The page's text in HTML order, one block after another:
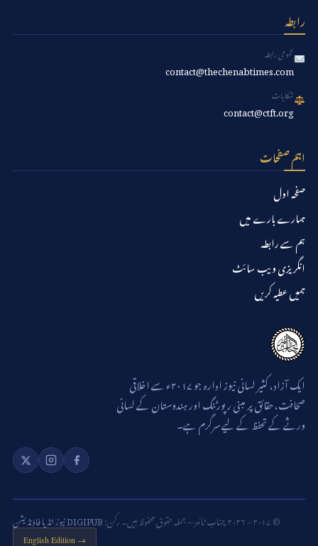
رابطہ
عمومی رابطہ
contact@thechenabtimes.com
شکایات
contact@ctft.org
اہم صفحات
صفحہ اول
ہمارے بارے میں
ہم سے رابطہ
انگریزی ویب سائٹ
ہمیں عطیہ کریں
ایک آزاد، کثیر لسانی نیوز ادارہ جو ۲۰۱۷ء سے اخلاقی
صحافت، حقائق پر مبنی رپورٹنگ اور ہندوستان کے لسانی
ورثے کے تحفظ کے لیے سرگرم ہے۔
DIGIPUB نیوز انڈیا فاؤنڈیشن
English Edition →